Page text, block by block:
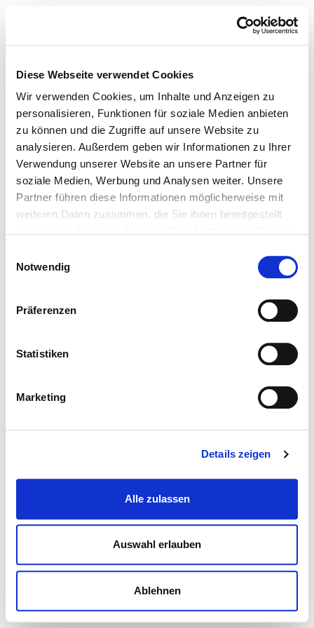
Diese Webseite verwendet Cookies
Wir verwenden Cookies, um Inhalte und Anzeigen zu
personalisieren, Funktionen für soziale Medien anbieten
zu können und die Zugriffe auf unsere Website zu
analysieren. Außerdem geben wir Informationen zu Ihrer
Verwendung unserer Website an unsere Partner für
soziale Medien, Werbung und Analysen weiter. Unsere
Partner führen diese Informationen möglicherweise mit
weiteren Daten zusammen, die Sie ihnen bereitgestellt
Notwendig
Präferenzen
Statistiken
Marketing
Details zeigen
Alle zulassen
Auswahl erlauben
Ablehnen